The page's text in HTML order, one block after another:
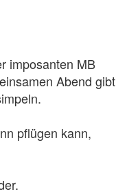
imposanten MB
Abend gibt
pflügen kann,